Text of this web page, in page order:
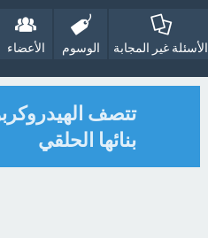
الأسئلة غير المجابة الوسوم الأعضاء
تتصف
بنائها الحلقي